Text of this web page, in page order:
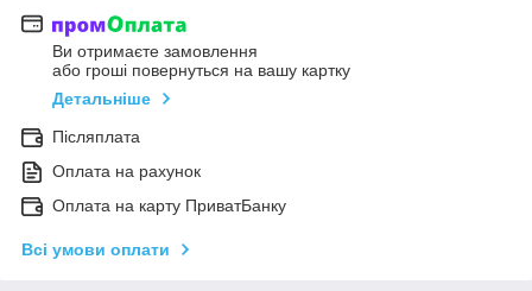
Ви отримаєте замовлення
або гроші повернуться на вашу картку
Детальніше
Післяплата
Оплата на рахунок
Оплата на карту ПриватБанку
Всі умови оплати